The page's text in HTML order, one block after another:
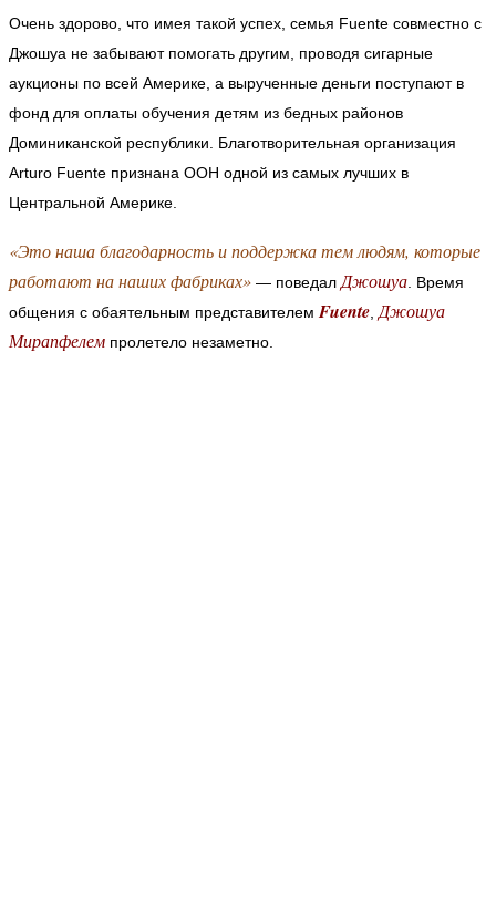
Очень здорово, что имея такой успех, семья Fuente совместно с
Джошуа не забывают помогать другим, проводя сигарные
аукционы по всей Америке, а вырученные деньги поступают в
фонд для оплаты обучения детям из бедных районов
Доминиканской республики. Благотворительная организация
Arturo Fuente признана ООН одной из самых лучших в
Центральной Америке.
«Это наша благодарность и поддержка тем людям, которые
работают на наших фабриках» — поведал Джошуа . Время
общения с обаятельным представителем Fuente Джошуа
Мирапфелем пролетело незаметно.